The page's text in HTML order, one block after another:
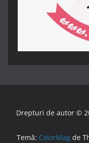
Drepturi de autor ©
Temă: ColorMagde